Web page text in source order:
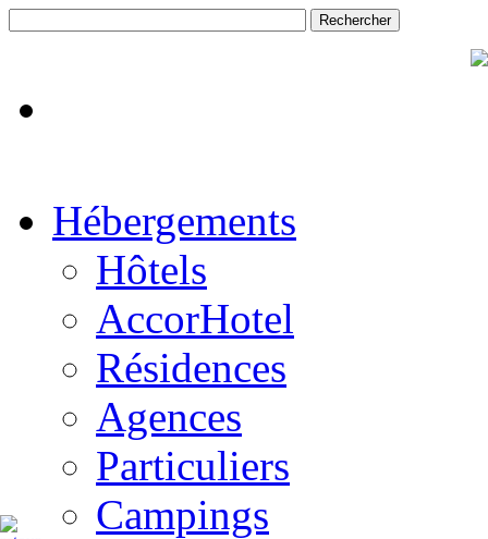
Hébergements
Hôtels
AccorHotel
Résidences
Agences
Particuliers
Campings